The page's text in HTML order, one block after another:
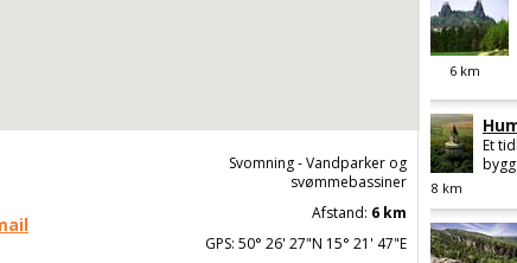
Svomning - Vandparker og
svømmebassiner
Afstand: 6 km
GPS: 50° 26' 27"N 15° 21' 47"E
6 km
8 km
Et